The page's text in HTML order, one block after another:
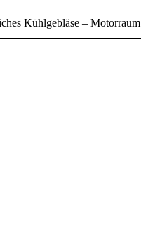
Kühlgebläse – Motorraum